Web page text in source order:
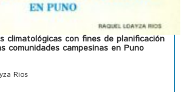
climatológicas con fines de planificación
comunidades campesinas en Puno
Rios